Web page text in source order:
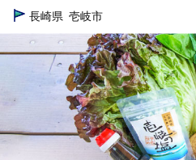
TOP
TOP 米・穀物 米 精
定期便 【全3回定期便
TOP 定期便 野菜(定期便)
長崎県 壱岐市